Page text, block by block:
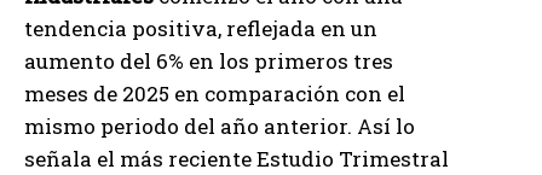
tendencia positiva, reflejada en un
aumento del 6% en los primeros tres
meses de 2025 en comparación con el
mismo periodo del año anterior. Así lo
señala el más reciente Estudio Trimestral